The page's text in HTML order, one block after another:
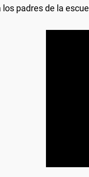
padres de la